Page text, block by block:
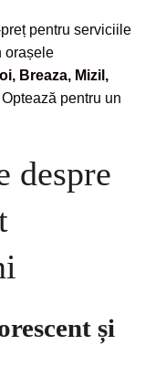
pentru serviciile
orașele
, Breaza, Mizil ,
Optează pentru un
despre
și